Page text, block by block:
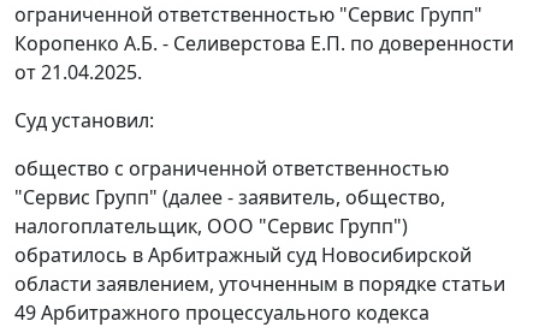
ограниченной ответственностью "Сервис Групп"
Коропенко А.Б. - Селиверстова Е.П. по доверенности
от 21.04.2025.
Суд установил:
общество с ограниченной ответственностью
"Сервис Групп" (далее - заявитель, общество,
налогоплательщик, ООО "Сервис Групп")
обратилось в Арбитражный суд Новосибирской
области заявлением, уточненным в порядке статьи
49 Арбитражного процессуального кодекса